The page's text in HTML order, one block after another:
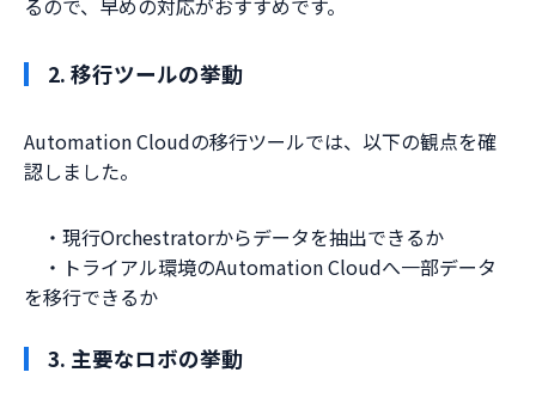
るので、早めの対応がおすすめです。
2. 移行ツールの挙動
Automation Cloudの移行ツールでは、以下の観点を確
認しました。
・現行Orchestratorからデータを抽出できるか
・トライアル環境のAutomation Cloudへ一部データ
を移行できるか
3. 主要なロボの挙動